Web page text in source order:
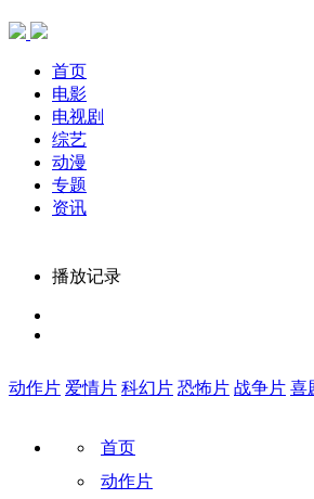
首页
电影
电视剧
综艺
动漫
专题
资讯
播放记录
动作片 爱情片 科幻片 恐怖片 战争片 喜
首页
动作片